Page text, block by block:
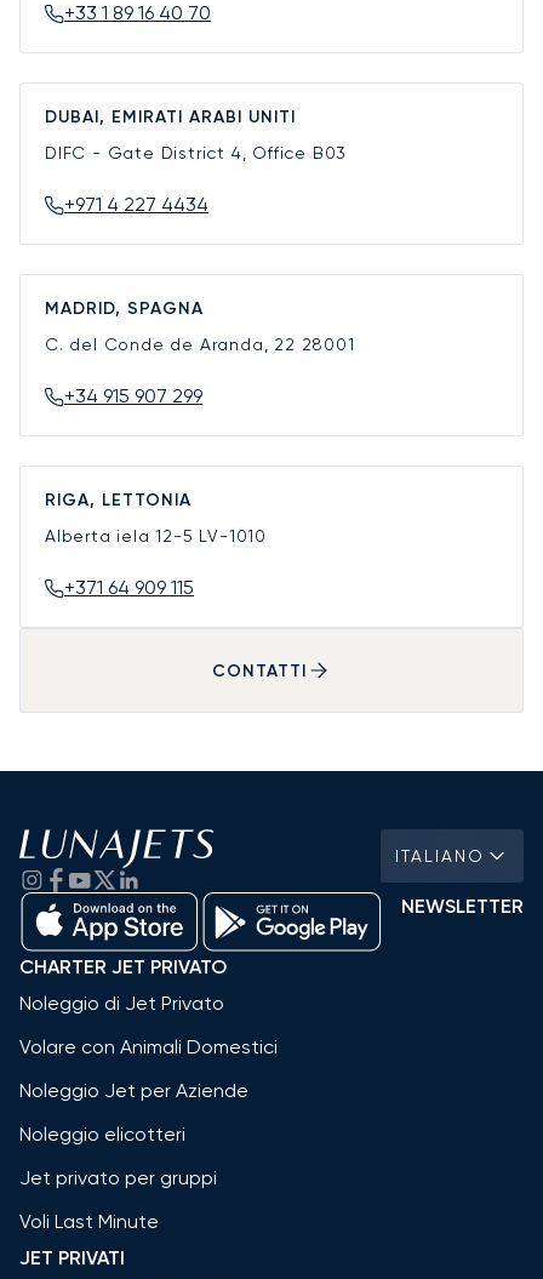
+33 1 89 16 40 70
DUBAI, EMIRATI ARABI UNITI
DIFC - Gate District 4, Office B03
+971 4 227 4434
MADRID, SPAGNA
C. del Conde de Aranda, 22 28001
+34 915 907 299
RIGA, LETTONIA
Alberta iela 12-5 LV-1010
+371 64 909 115
CONTATTI
ITALIANO
NEWSLETTER
CHARTER JET PRIVATO
Noleggio di Jet Privato
Volare con Animali Domestici
Noleggio Jet per Aziende
Noleggio elicotteri
Jet privato per gruppi
Voli Last Minute
JET PRIVATI